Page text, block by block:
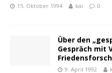
15. Oktober 1994 kai 0
Über den
Gespräch mit
9. April 1992